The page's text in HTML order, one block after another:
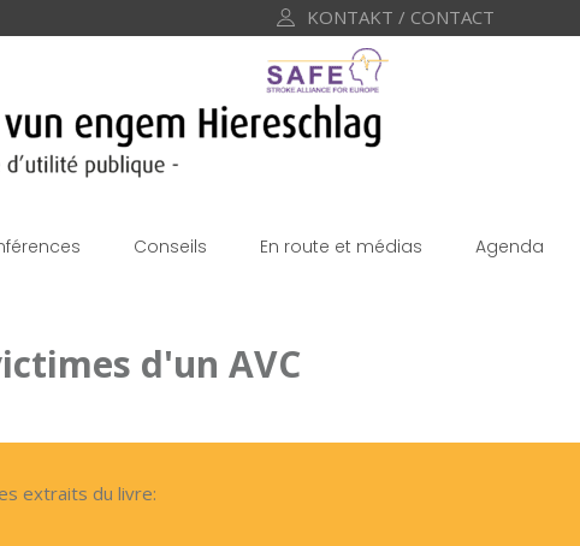
KONTAKT / CONTACT
Conseils En route et médias Agenda
d'un AVC
extraits du livre: